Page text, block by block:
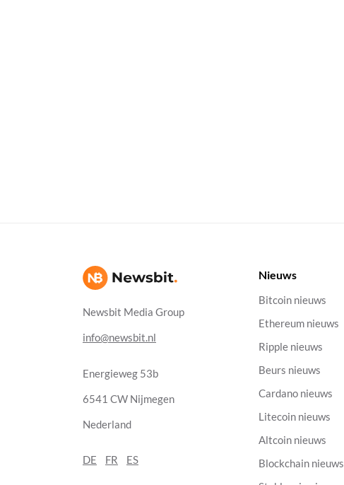
Newsbit Media Group
info@newsbit.nl
Energieweg 53b
6541 CW Nijmegen
Nederland
DE FR ES
Nieuws
Bitcoin nieuws
Ethereum nieuws
Ripple nieuws
Beurs nieuws
Cardano nieuws
Litecoin nieuws
Altcoin nieuws
Blockchain nieuws